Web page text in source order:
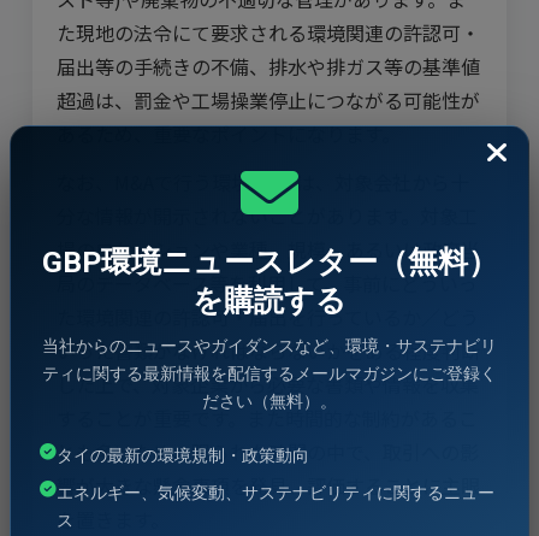
た現地の法令にて要求される環境関連の許認可・
届出等の手続きの不備、排水や排ガス等の基準値
超過は、罰金や工場操業停止につながる可能性が
あるため、重要なポイントになります。
なお、M&Aで行う環境DDでは、対象会社から十
分な情報が開示されないことがあります。対象工
場のロケーションや業種、規模、あるいは政府当
局のデータベース等を利用して、事前にどういっ
た環境関連の許認可・届出を行っているか／どう
いった書類がなければならないかをある程度判断
した上で、対象企業から必要な書類や情報を収集
することが重要です。また時間的な制約があるこ
とも多いため、限られた時間の中で、取引への影
響が大きな懸念事項を発見、評価することに主眼
を置きます。
GBP環境ニュースレター（無料）
を購読する
当社からのニュースやガイダンスなど、環境・サステナビリ
ティに関する最新情報を配信するメールマガジンにご登録く
ださい（無料）。
タイの最新の環境規制・政策動向
エネルギー、気候変動、サステナビリティに関するニュー
ス